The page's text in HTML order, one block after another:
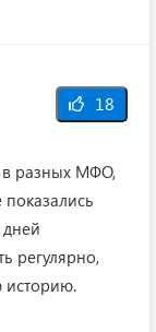
18
в разных МФО,
регулярно,
историю.